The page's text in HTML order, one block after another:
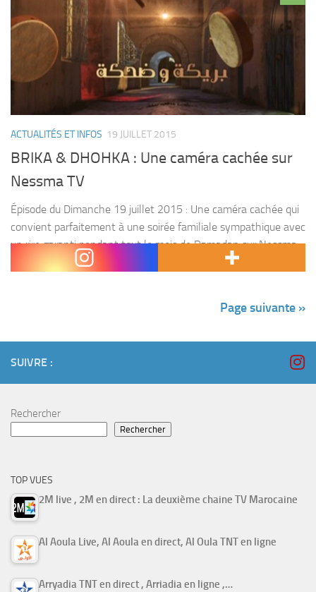
ACTUALITÉS ET INFOS 19 JUILLET 2015
BRIKA & DHOHKA : Une caméra cachée sur
Nessma TV
Épisode du Dimanche 19 juillet 2015 : Une caméra cachée qui
convient parfaitement à une soirée familiale sympathique avec
un rire garanti pendant tout le mois de Ramadan sur Nessma.
Intitulée « Brika &...
Page suivante »
SUIVRE :
Rechercher
Rechercher
TOP VUES
2M live , 2M en direct : La deuxième chaine TV Marocaine
Al Aoula Live, Al Aoula en direct, Al Oula TNT en ligne
Arryadia TNT en direct , Arriadia en ligne ,…